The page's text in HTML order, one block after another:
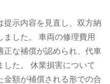
提示内容を見直し、双方納
した。
車両の修理費用
正な補償が認められ、代車
た。
休業損害について
金額が補償される形での合